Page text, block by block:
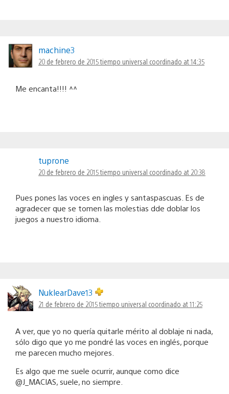
machine3
20 de febrero de 2015 tiempo universal coordinado at 14:35
Me encanta!!!! ^^
tuprone
20 de febrero de 2015 tiempo universal coordinado at 20:38
Pues pones las voces en ingles y santaspascuas. Es de
agradecer que se tomen las molestias dde doblar los
juegos a nuestro idioma.
NuklearDave13
21 de febrero de 2015 tiempo universal coordinado at 11:25
A ver, que yo no quería quitarle mérito al doblaje ni nada,
sólo digo que yo me pondré las voces en inglés, porque
me parecen mucho mejores.
Es algo que me suele ocurrir, aunque como dice
@J_MACIAS, suele, no siempre.